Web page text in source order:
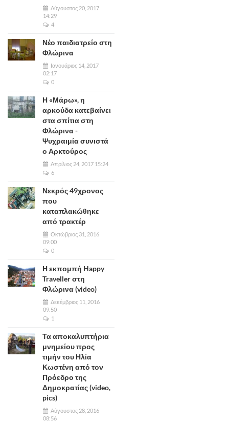
Αύγουστος 20, 2017
14:29
4
Νέο παιδιατρείο στη
Φλώρινα
Ιανουάριος 14, 2017
02:17
0
Η «Μάρω», η
αρκούδα κατεβαίνει
στα σπίτια στη
Φλώρινα -
Ψυχραιμία συνιστά
ο Αρκτούρος
Απρίλιος 24, 2017 15:24
6
Νεκρός 49χρονος
που
καταπλακώθηκε
από τρακτέρ
Οκτώβριος 31, 2016
09:00
0
Η εκπομπή Happy
Traveller στη
Φλώρινα (video)
Δεκέμβριος 11, 2016
09:50
1
Τα αποκαλυπτήρια
μνημείου προς
τιμήν του Ηλία
Κωστένη από τον
Πρόεδρο της
Δημοκρατίας (video,
pics)
Αύγουστος 28, 2016
08:56